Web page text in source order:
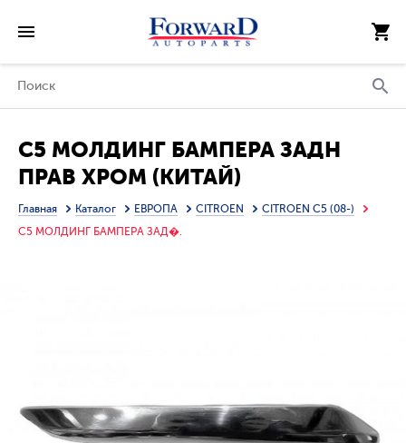
C5 МОЛДИНГ БАМПЕРА ЗАДН
ПРАВ ХРОМ (КИТАЙ)
Главная Каталог ЕВРОПА CITROEN
CITROEN C5 (08-)
C5 МОЛДИНГ БАМПЕРА ЗАД�.